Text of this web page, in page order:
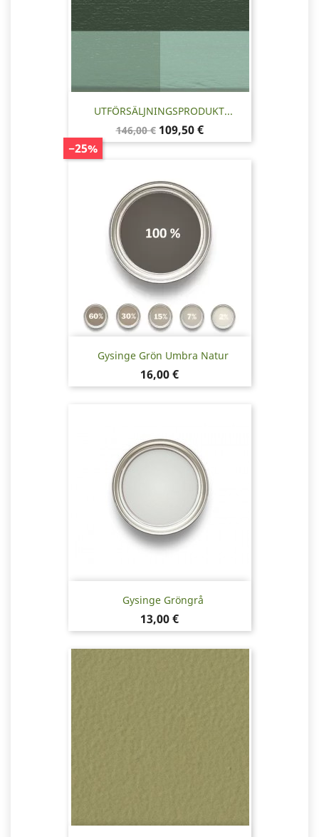
UTFÖRSÄLJNINGSPRODUKT...
Baspris
146,00 €
−25%
Pris
109,50 €
Gysinge Grön Umbra Natur
Pris
16,00 €
Gysinge Gröngrå
Pris
13,00 €